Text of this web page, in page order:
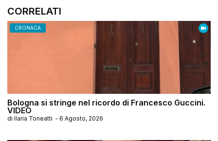
CORRELATI
CRONACA
Bologna si stringe nel ricordo di Francesco Guccini.
VIDEO
di Ilaria Toneatti - 6 Agosto, 2026